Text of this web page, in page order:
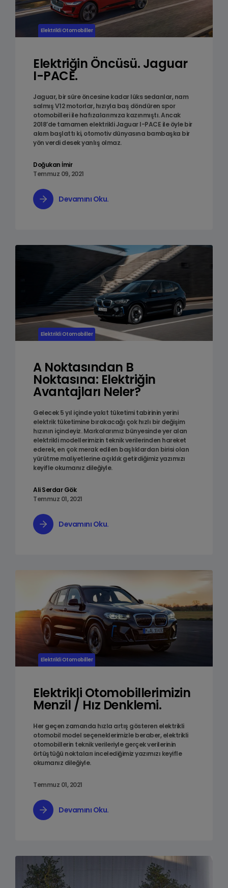
Elektrikli Otomobiller
Elektriğin Öncüsü. Jaguar
I-PACE.
Jaguar, bir süre öncesine kadar lüks sedanlar, nam
salmış V12 motorlar, hızıyla baş döndüren spor
otomobilleri ile hafızalarımıza kazınmıştı. Ancak
2018’de tamamen elektrikli Jaguar I-PACE ile öyle bir
akım başlattı ki, otomotiv dünyasına bambaşka bir
yön verdi desek yanlış olmaz.
Doğukan İmir
Temmuz 09, 2021
Devamını Oku.
Elektrikli Otomobiller
A Noktasından B
Noktasına: Elektriğin
Avantajları Neler?
Gelecek 5 yıl içinde yakıt tüketimi tabirinin yerini
elektrik tüketimine bırakacağı çok hızlı bir değişim
hızının içindeyiz. Markalarımız bünyesinde yer alan
elektrikli modellerimizin teknik verilerinden hareket
ederek, en çok merak edilen başlıklardan birisi olan
yürütme maliyetlerine açıklık getirdiğimiz yazımızı
keyifle okumanız dileğiyle.
Ali Serdar Gök
Temmuz 01, 2021
Devamını Oku.
Elektrikli Otomobiller
Elektrikli Otomobillerimizin
Menzil / Hız Denklemi.
Her geçen zamanda hızla artış gösteren elektrikli
otomobil model seçeneklerimizle beraber, elektrikli
otomobillerin teknik verileriyle gerçek verilerinin
örtüştüğü noktaları incelediğimiz yazımızı keyifle
okumanız dileğiyle.
Temmuz 01, 2021
Devamını Oku.